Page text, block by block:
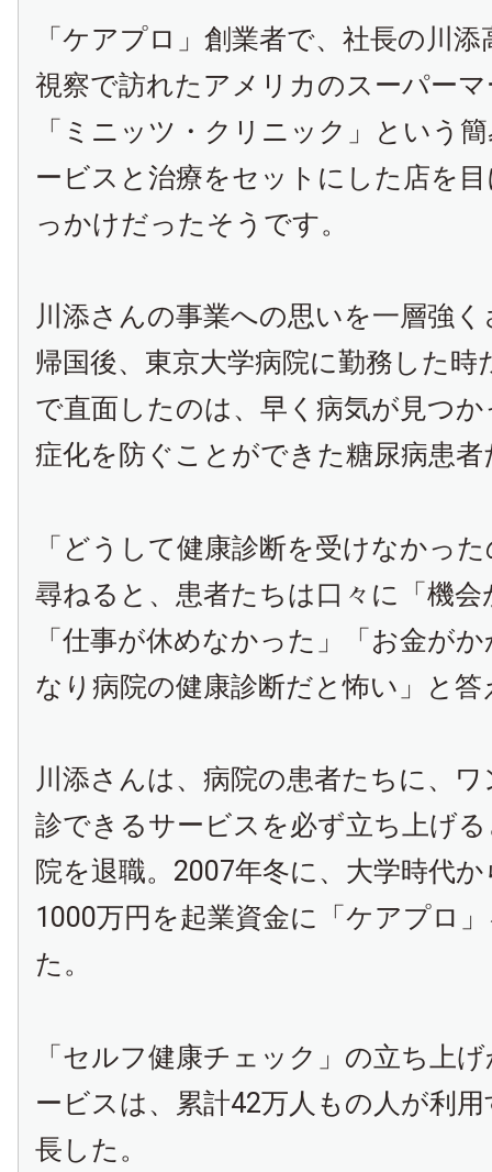
「ケアプロ」創業者で、社長の川
視察で訪れたアメリカのスーパー
「ミニッツ・クリニック」という
ービスと治療をセットにした店を
っかけだったそうです。
川添さんの事業への思いを一層強
帰国後、東京大学病院に勤務した時
で直面したのは、早く病気が見つ
症化を防ぐことができた糖尿病患
「どうして健康診断を受けなかっ
尋ねると、患者たちは口々に「機
「仕事が休めなかった」「お金が
なり病院の健康診断だと怖い」と
川添さんは、病院の患者たちに、
診できるサービスを必ず立ち上げ
院を退職。 2007年冬に、大学時代
1000万円を起業資金に「ケアプロ
た。
「セルフ健康チェック」の立ち上
ービスは、累計42万人もの人が利
長した。